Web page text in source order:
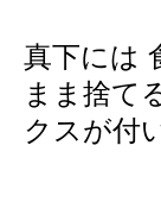
真下には
まま捨て
クスが付